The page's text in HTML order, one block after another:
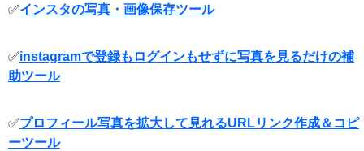
✅インスタの写真・画像保存ツール
✅instagramで登録もログインもせずに写真を見るだけの補
助ツール
✅プロフィール写真を拡大して見れるURLリンク作成＆コピ
ーツール